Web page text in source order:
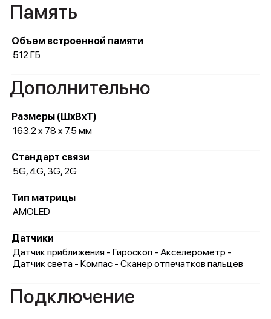
Память
Объем встроенной памяти
512 ГБ
Дополнительно
Размеры (ШxВxТ)
163.2 x 78 x 7.5 мм
Стандарт связи
5G, 4G, 3G, 2G
Тип матрицы
AMOLED
Датчики
Датчик приближения - Гироскоп - Акселерометр -
Датчик света - Компас - Сканер отпечатков пальцев
Подключение